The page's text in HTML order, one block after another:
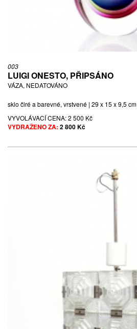
003
LUIGI ONESTO, PŘIPSÁNO
VÁZA, NEDATOVÁNO
sklo čiré a barevné, vrstvené | 29 x 15 x 9,5 cm
VYVOLÁVACÍ CENA:2 500 Kč
VYDRAŽENO ZA: 2 800 Kč